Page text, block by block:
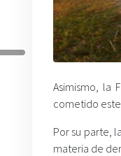
Asimismo, la
cometido
Por su parte,
materia de